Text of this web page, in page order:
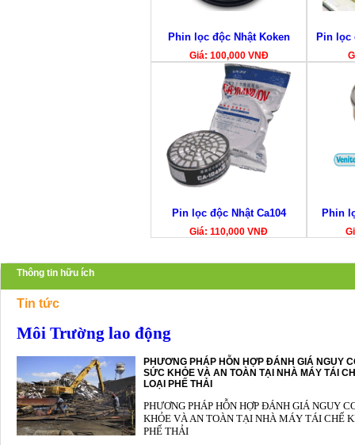
Phin lọc độc Nhật Koken
Giá: 100,000 VNĐ
Pin lọc
Pin lọc độc Nhật Ca104
Giá: 110,000 VNĐ
Phin
Thông tin hữu ích
Tin tức
Môi Trường lao động
PHƯƠNG PHÁP HỖN HỢP ĐÁNH GIÁ NGUY
SỨC KHỎE VÀ AN TOÀN TẠI NHÀ MÁY TÁI
LOẠI PHẾ THẢI
PHƯƠNG PHÁP HỖN HỢP ĐÁNH GIÁ NGUY
KHỎE VÀ AN TOÀN TẠI NHÀ MÁY TÁI CHẾ
PHẾ THẢI